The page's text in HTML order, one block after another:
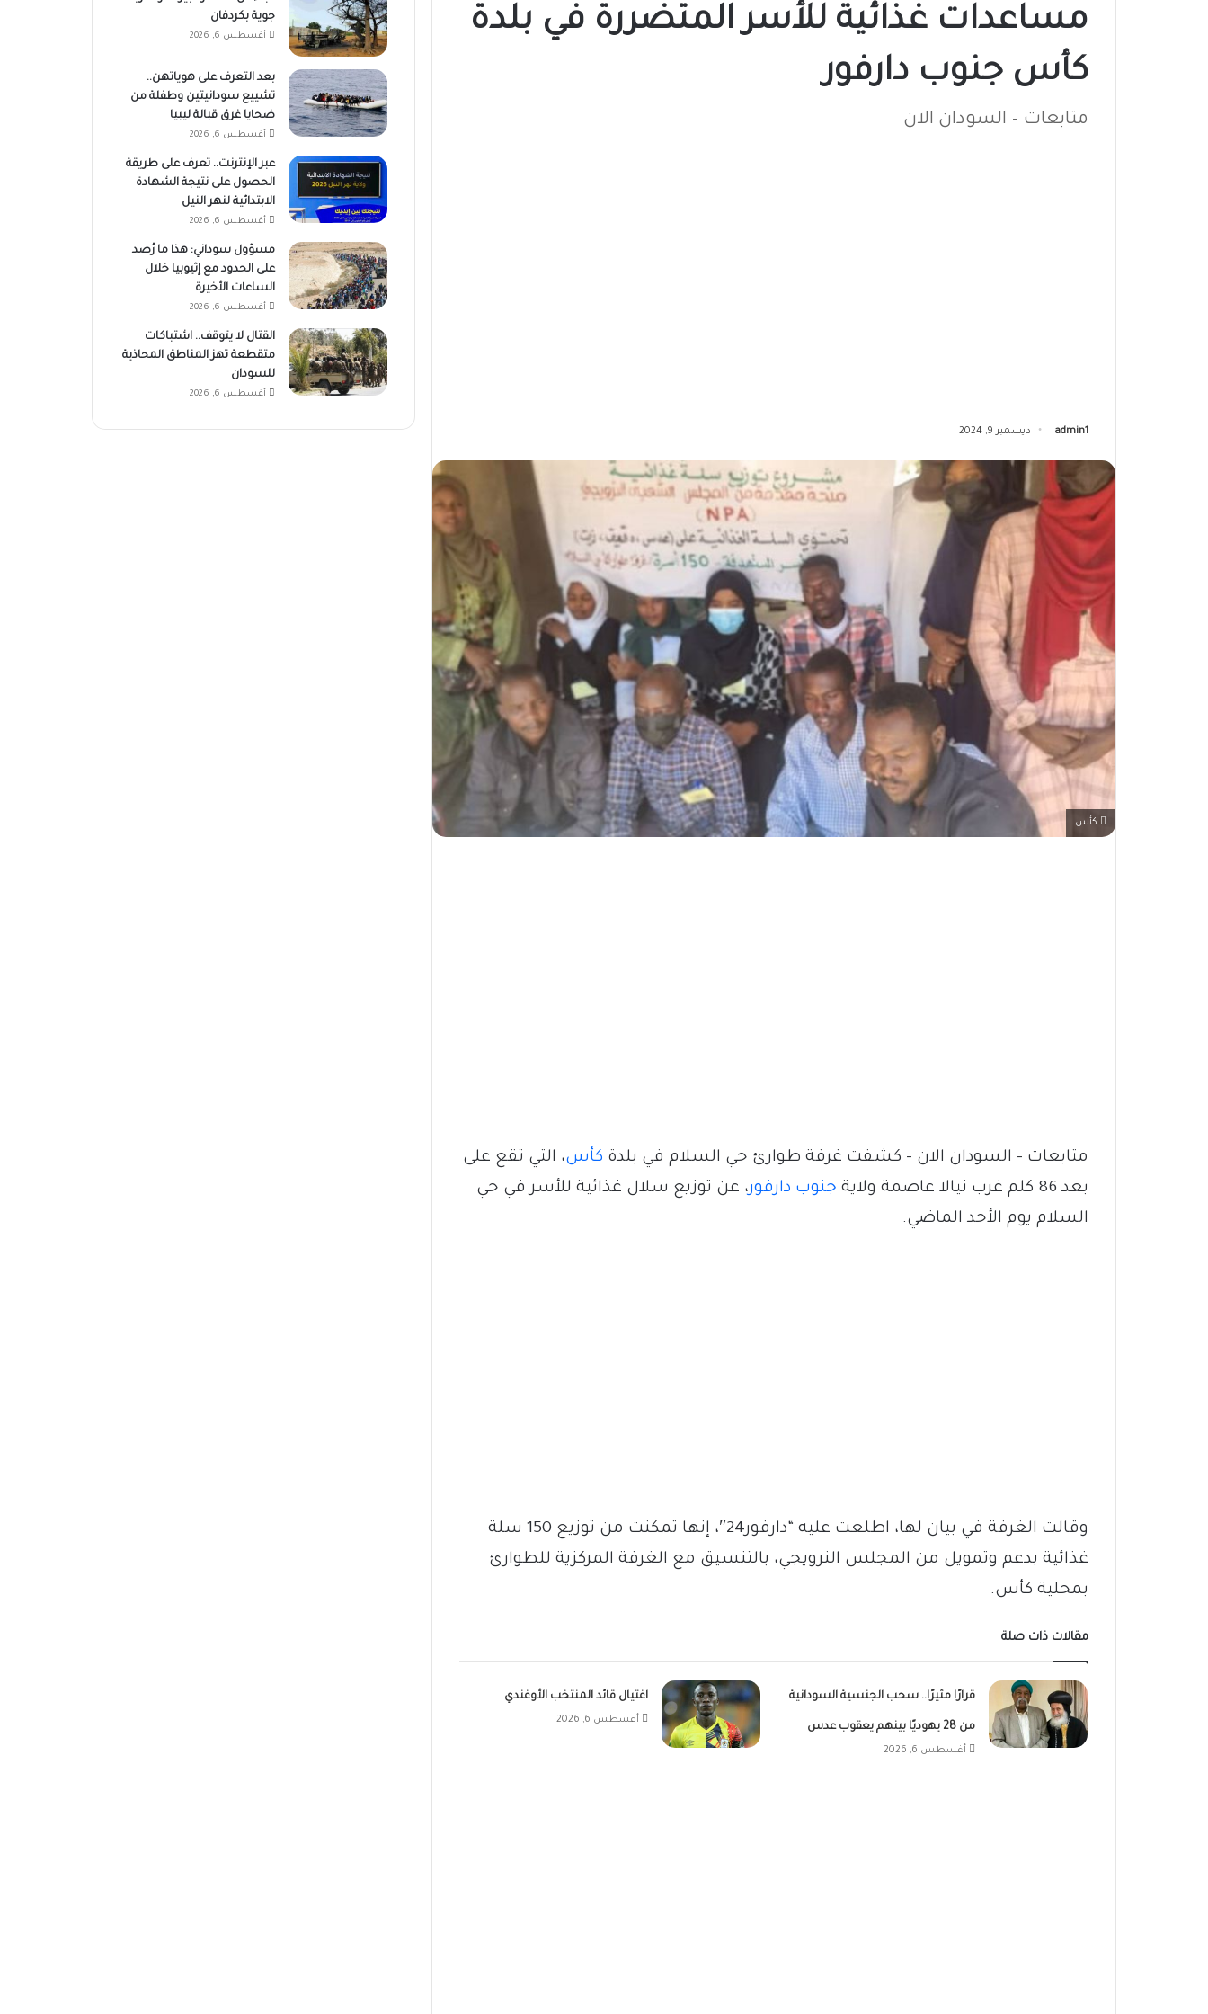
مساعدات غذائية للأسر المتضررة في بلدة
كأس جنوب دارفور
متابعات – السودان الان
admin1 ديسمبر 9, 2024
كأس
متابعات – السودان الان – كشفت غرفة طوارئ حي السلام في بلدة كأس، التي تقع على
بعد 86 كلم غرب نيالا عاصمة ولاية
جنوب دارفور، عن توزيع سلال غذائية للأسر في حي
السلام يوم الأحد الماضي.
وقالت الغرفة في بيان لها، اطلعت عليه “دارفور24″، إنها تمكنت من توزيع 150 سلة
غذائية بدعم وتمويل من المجلس النرويجي، بالتنسيق مع الغرفة المركزية للطوارئ
بمحلية كأس.
مقالات ذات صلة
قرارًا مثيرًا.. سحب الجنسية السودانية
من 28 يهوديًا بينهم يعقوب عدس
أغسطس 6, 2026
اغتيال قائد المنتخب الأوغندي
أغسطس 6, 2026
جوية بكردفان
أغسطس 6, 2026
بعد التعرف على هوياتهن..
تشييع سودانيتين وطفلة من
ضحايا غرق قبالة ليبيا
أغسطس 6, 2026
عبر الإنترنت.. تعرف على طريقة
الحصول على نتيجة الشهادة
الابتدائية لنهر النيل
أغسطس 6, 2026
مسؤول سوداني: هذا ما رُصد
على الحدود مع إثيوبيا خلال
الساعات الأخيرة
أغسطس 6, 2026
القتال لا يتوقف.. اشتباكات
متقطعة تهز المناطق المحاذية
للسودان
أغسطس 6, 2026